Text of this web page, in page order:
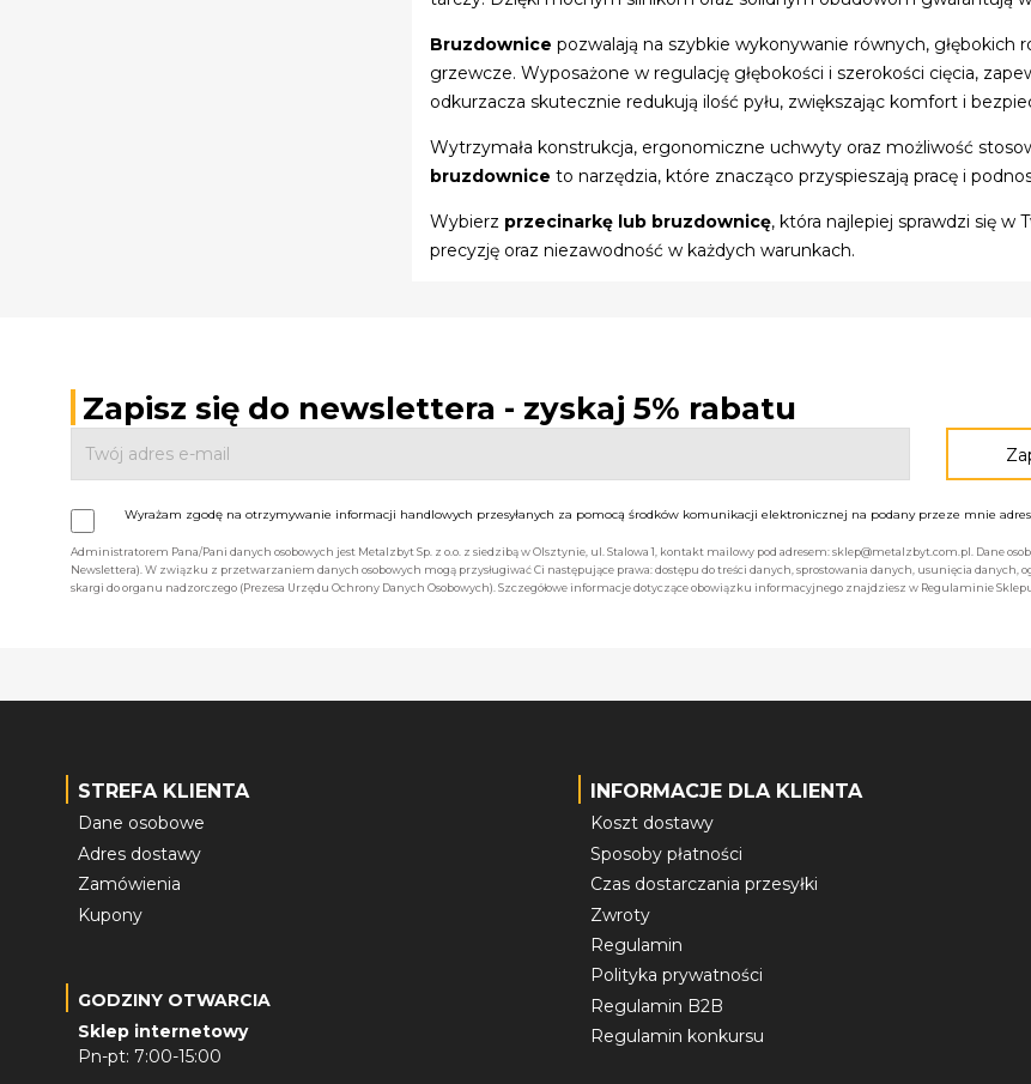
Bruzdownice pozwalają na szybkie wykonywanie równych,
grzewcze. Wyposażone w regulację głębokości i szerokości cięcia,
odkurzacza skutecznie redukują ilość pyłu, zwiększając komfort i
Wytrzymała konstrukcja, ergonomiczne uchwyty oraz możliwość
bruzdownice to narzędzia, które znacząco przyspieszają pracę i
Wybierz przecinarkę lub bruzdownicę, która najlepiej sprawdzi się w
precyzję oraz niezawodność w każdych warunkach.
Zapisz się do newslettera - zyskaj 5% rabatu
Wyrażam zgodę na otrzymywanie informacji handlowych przesyłanych za pomocą środków komunikacji elektronicznej na podany przeze mnie
Administratorem Pana/Pani danych osobowych jest Metalzbyt Sp. z o.o. z siedzibą w Olsztynie, ul. Stalowa 1, kontakt mailowy pod adresem: sklep@metalzbyt.com.pl. Dane
Newslettera). W związku z przetwarzaniem danych osobowych mogą przysługiwać Ci następujące prawa: dostępu do treści danych, sprostowania danych, usunięcia
skargi do organu nadzorczego (Prezesa Urzędu Ochrony Danych Osobowych). Szczegółowe informacje dotyczące obowiązku informacyjnego znajdziesz w Regulaminie
STREFA KLIENTA
Dane osobowe
Adres dostawy
Zamówienia
Kupony
GODZINY OTWARCIA
Sklep internetowy
Pn-pt: 7:00-15:00
INFORMACJE DLA KLIENTA
Koszt dostawy
Sposoby płatności
Czas dostarczania przesyłki
Zwroty
Regulamin
Polityka prywatności
Regulamin B2B
Regulamin konkursu